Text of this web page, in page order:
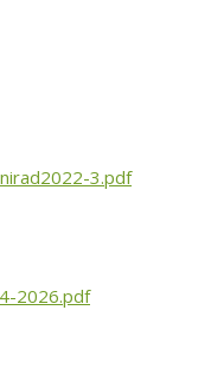
3.pdf
2026.pdf